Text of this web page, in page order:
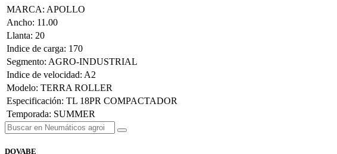
MARCA: APOLLO
Ancho: 11.00
Llanta: 20
Indice de carga: 170
Segmento: AGRO-INDUSTRIAL
Indice de velocidad: A2
Modelo: TERRA ROLLER
Especificación: TL 18PR COMPACTADOR
Temporada: SUMMER
DOVABE